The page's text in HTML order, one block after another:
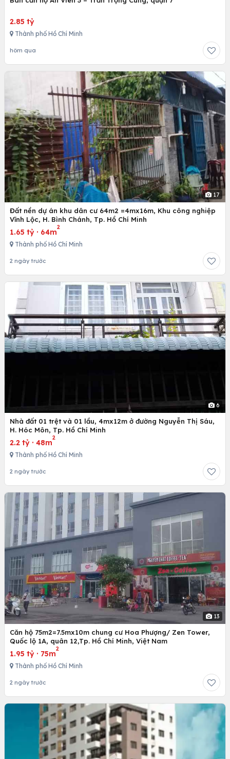
2.85 tỷ
Thành phố Hồ Chí Minh
hôm qua
17
Đất nền dự án khu dân cư 64m2 =4mx16m, Khu công nghiệp
Vĩnh Lộc, H. Bình Chánh, Tp. Hồ Chí Minh
1.65 tỷ · 64m
2
Thành phố Hồ Chí Minh
2 ngày trước
6
Nhà đất 01 trệt và 01 lầu, 4mx12m ở đường Nguyễn Thị Sáu,
H. Hóc Môn, Tp. Hồ Chí Minh
2.2 tỷ · 48m
2
Thành phố Hồ Chí Minh
2 ngày trước
13
Căn hộ 75m2=7.5mx10m chung cư Hoa Phượng/ Zen Tower,
Quốc lộ 1A, quân 12,Tp. Hồ Chí Minh, Việt Nam
1.95 tỷ · 75m
2
Thành phố Hồ Chí Minh
2 ngày trước